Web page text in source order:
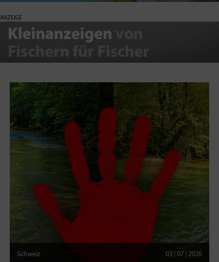
ANZEIGE
Schweiz 03 | 07 | 2026